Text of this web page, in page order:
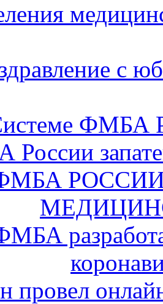
с
ФМБА
провел